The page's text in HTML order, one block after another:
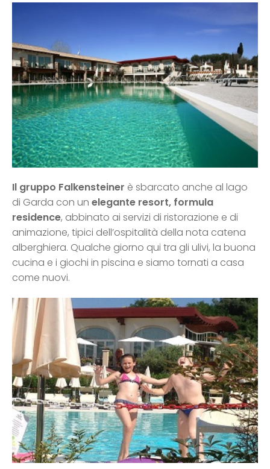
Il gruppo Falkensteiner è sbarcato anche al lago
di Garda con un elegante resort, formula
residence, abbinato ai servizi di ristorazione e di
animazione, tipici dell’ospitalità della nota catena
alberghiera. Qualche giorno qui tra gli ulivi, la buona
cucina e i giochi in piscina e siamo tornati a casa
come nuovi.